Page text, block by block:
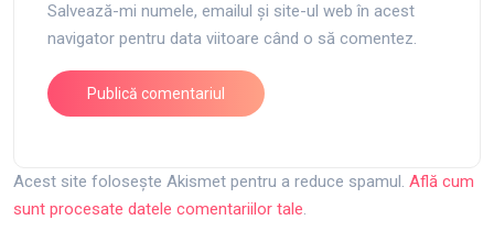
Salvează-mi numele, emailul și site-ul web în acest
navigator pentru data viitoare când o să comentez.
Acest site folosește Akismet pentru a reduce spamul. Află cum
sunt procesate datele comentariilor tale.